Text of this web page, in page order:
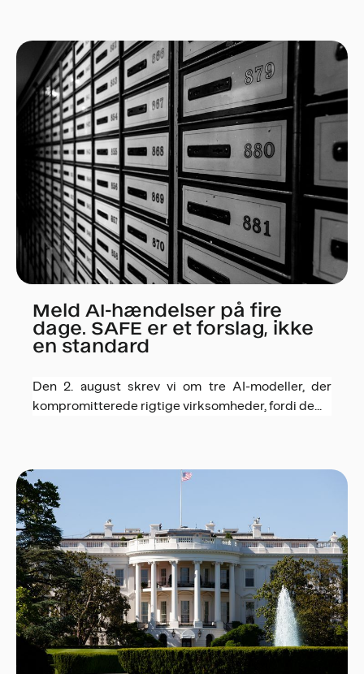
Meld AI-hændelser på fire
dage. SAFE er et forslag, ikke
en standard
Den 2. august skrev vi om tre AI-modeller, der
kompromitterede rigtige virksomheder, fordi de...